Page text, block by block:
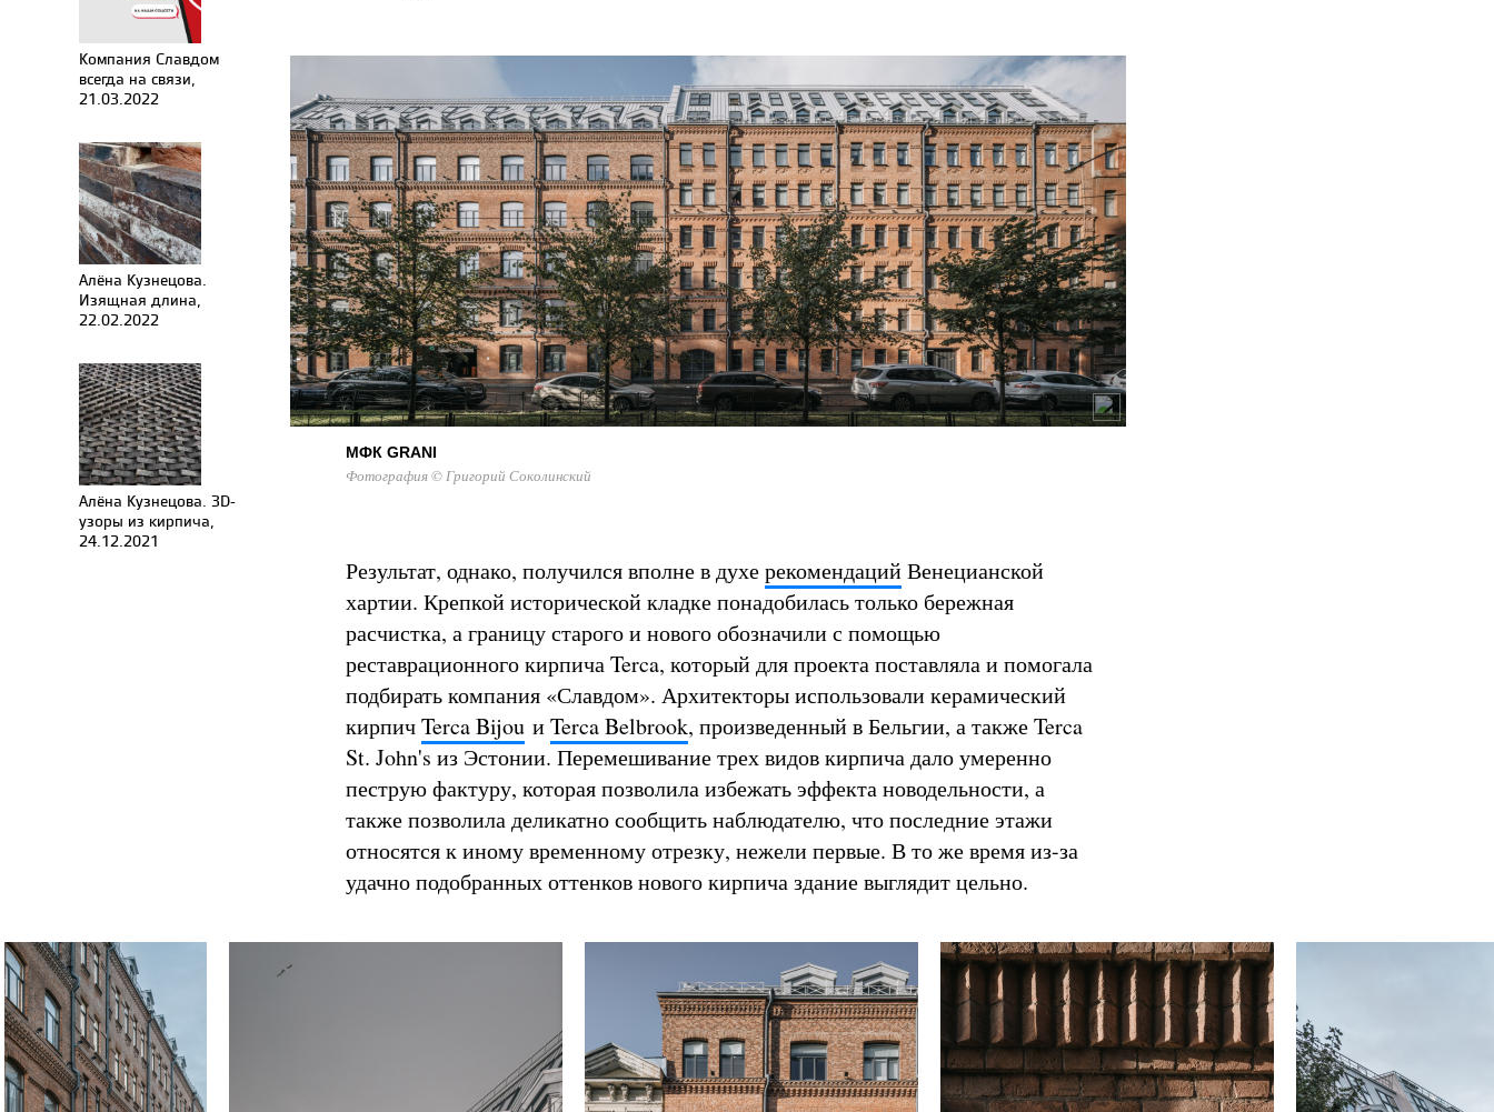
Компания Славдом
всегда на связи,
21.03.2022
Алёна Кузнецова.
Изящная длина,
22.02.2022
Алёна Кузнецова. 3D-
узоры из кирпича,
24.12.2021
МФК GRANI
Фотография © Григорий Соколинский
Результат, однако, получился вполне в духерекомендацийВенецианской
хартии. Крепкой исторической кладке понадобилась только бережная
расчистка, а границу старого и нового обозначили с помощью
реставрационного кирпича Terca, который для проекта поставляла и помогала
подбирать компания «Славдом». Архитекторы использовали керамический
кирпичTerca Bijou иTerca Belbrook, произведенный в Бельгии, а также Terca
St. John's из Эстонии. Перемешивание трех видов кирпича дало умеренно
пеструю фактуру, которая позволила избежать эффекта новодельности, а
также позволила деликатно сообщить наблюдателю, что последние этажи
относятся к иному временному отрезку, нежели первые. В то же время из-за
удачно подобранных оттенков нового кирпича здание выглядит цельно.